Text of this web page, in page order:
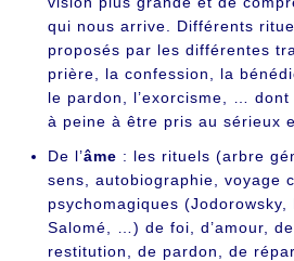
qui nous arrive. Différents
proposés par les différentes
prière, la confession, la
le pardon, l’exorcisme, …
à peine à être pris au sérieux
De l’âme : les rituels (arbre
sens, autobiographie, voyage
psychomagiques (Jodorowsky,
Salomé, …) de foi, d’amour,
restitution, de pardon, de